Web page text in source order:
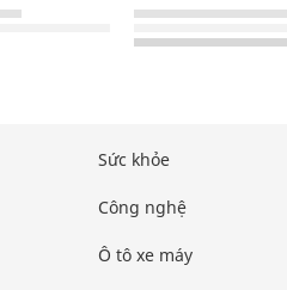
Sức khỏe
Công nghệ
Ô tô xe máy